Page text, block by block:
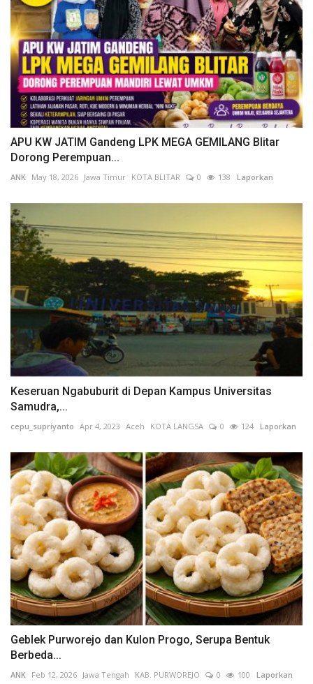
APU KW JATIM Gandeng LPK MEGA GEMILANG Blitar
Dorong Perempuan...
ANK May 18, 2026 Jawa Timur KOTA BLITAR 0 138 Laporkan
Keseruan Ngabuburit di Depan Kampus Universitas
Samudra,...
cepu_supriyanto Apr 4, 2023 Aceh KOTA LANGSA 0 124 Laporkan
Geblek Purworejo dan Kulon Progo, Serupa Bentuk
Berbeda...
ANK Feb 12, 2026 Jawa Tengah KAB. PURWOREJO 0 100 Laporkan